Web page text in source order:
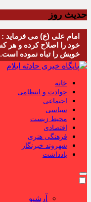
حدیث روز
خویش را تباه نموده است.
خانه
حوادث و انتظامی
اجتماعی
سیاسی
محیط زیست
اقتصادی
فرهنگی هنری
شهروند خبرنگار
یادداشت
آرشیو